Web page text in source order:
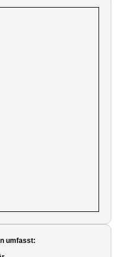
umfasst: